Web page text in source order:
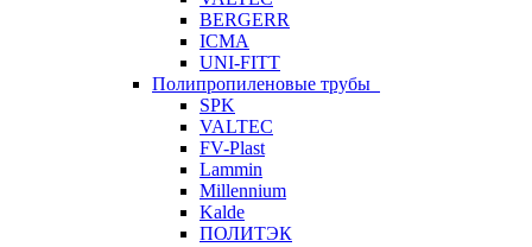
BERGERR
ICMA
UNI-FITT
Полипропиленовые трубы
SPK
VALTEC
FV-Plast
Lammin
Millennium
Kalde
ПОЛИТЭК